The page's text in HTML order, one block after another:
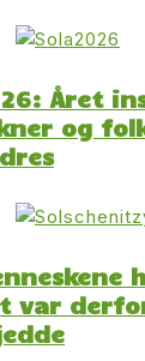
Året
og
var